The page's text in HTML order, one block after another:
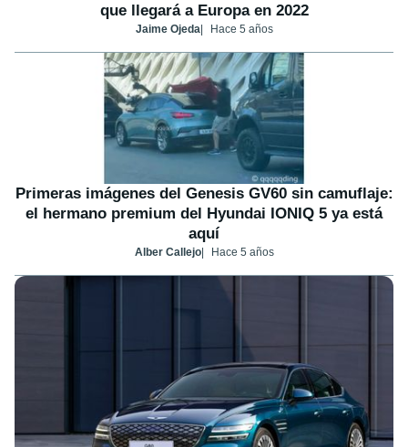
que llegará a Europa en 2022
Jaime Ojeda Hace 5 años
Primeras imágenes del Genesis GV60 sin camuflaje:
el hermano premium del Hyundai IONIQ 5 ya está
aquí
Alber Callejo Hace 5 años